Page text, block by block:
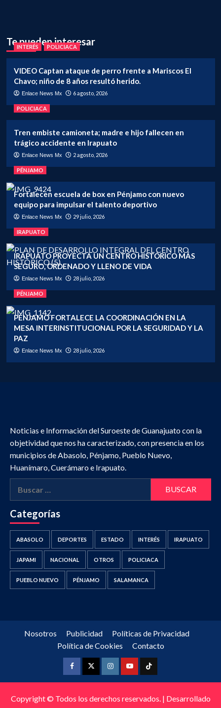
Te pueden interesar
INTERÉS POLICIACA
VIDEO Captan ataque de perro frente a Mariscos El
Chavo; niño de 8 años resultó herido.
Enlace News Mx 6 agosto, 2026
POLICIACA
Tren embiste camioneta; madre e hijo fallecen en
trágico accidente en Irapuato
Enlace News Mx 2 agosto, 2026
PÉNJAMO
Fortalecen escuela de box en Pénjamo con nuevo
equipo para impulsar el talento deportivo
Enlace News Mx 29 julio, 2026
IRAPUATO
IRAPUATO PROYECTA UN CENTRO HISTÓRICO MÁS
SEGURO, ORDENADO Y LLENO DE VIDA
Enlace News Mx 28 julio, 2026
PÉNJAMO
PÉNJAMO FORTALECE LA COORDINACIÓN EN LA
MESA INTERINSTITUCIONAL POR LA SEGURIDAD Y LA
PAZ
Enlace News Mx 28 julio, 2026
Noticias e Información del Suroeste de Guanajuato con la
objetividad que nos ha caracterizado, con presencia en los
municipios de Abasolo, Pénjamo, Pueblo Nuevo,
Huanímaro, Cuerámaro e Irapuato.
Categorías
ABASOLO DEPORTES ESTADO INTERÉS IRAPUATO
JAPAMI NACIONAL OTROS POLICIACA
PUEBLO NUEVO PÉNJAMO SALAMANCA
Nosotros Publicidad
Políticas de Privacidad
Política de Cookies
Contacto
FacebookTwitterInstagramYoutubeTiktok
Copyright © Todos los derechos reservados. | Desarrollado